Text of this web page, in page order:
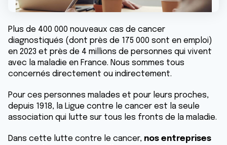
Plus de 400 000 nouveaux cas de cancer
diagnostiqués (dont près de 175 000 sont en emploi)
en 2023 et près de 4 millions de personnes qui vivent
avec la maladie en France. Nous sommes tous
concernés directement ou indirectement.
Pour ces personnes malades et pour leurs proches,
depuis 1918, la Ligue contre le cancer est la seule
association qui lutte sur tous les fronts de la maladie.
Dans cette lutte contre le cancer, nos entreprises